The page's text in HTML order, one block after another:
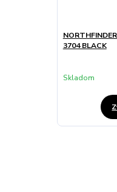
3704 BLACK
Skladom